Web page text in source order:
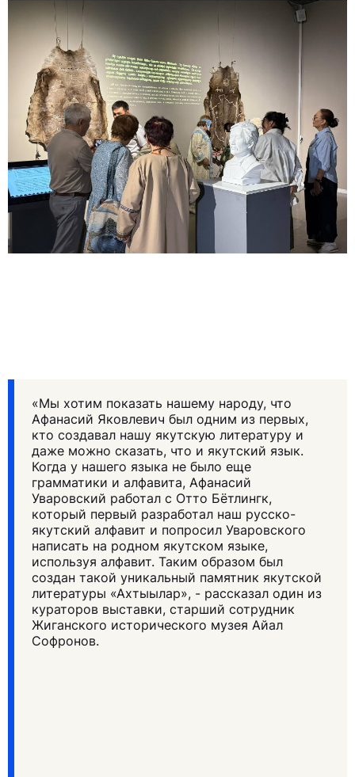
«Мы хотим показать нашему народу, что
Афанасий Яковлевич был одним из первых,
кто создавал нашу якутскую литературу и
даже можно сказать, что и якутский язык.
Когда у нашего языка не было еще
грамматики и алфавита, Афанасий
Уваровский работал с Отто Бётлингк,
который первый разработал наш русско-
якутский алфавит и попросил Уваровского
написать на родном якутском языке,
используя алфавит. Таким образом был
создан такой уникальный памятник якутской
литературы «Ахтыылар», - рассказал один из
кураторов выставки, старший сотрудник
Жиганского исторического музея Айал
Софронов.